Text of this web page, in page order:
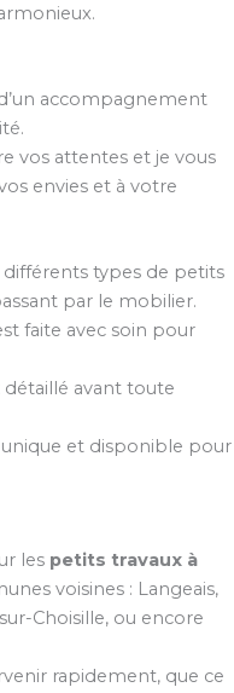
accompagnement
vos attentes et je vous
envies et à votre
différents types de petits
par le mobilier.
faite avec soin pour
détaillé avant toute
et disponible pour
les petits travaux à
voisines : Langeais,
Choisille, ou encore
rapidement, que ce